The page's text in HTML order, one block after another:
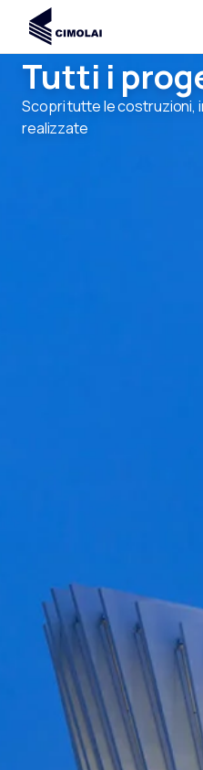
Tutti i
Scopri tutte le costruzioni,
realizzate